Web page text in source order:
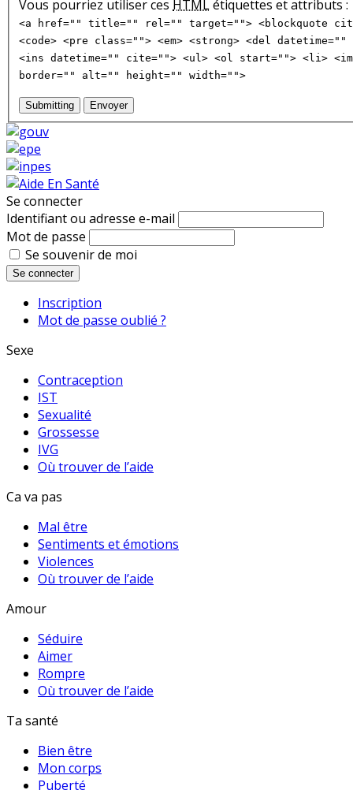
Vous pourriez utiliser ces HTMLétiquettes et attributs :
<a href="" title="" rel="" target=""> <blockquote
<code> <pre class=""> <em> <strong> <del
<ins datetime="" cite=""> <ul> <ol start=""> <li>
border="" alt="" height="" width="">
Submitting Envoyer
Se connecter
Identifiant ou adresse e-mail
Mot de passe
Se souvenir de moi
Se connecter
Inscription
Mot de passe oublié ?
Sexe
Contraception
IST
Sexualité
Grossesse
IVG
Où trouver de l’aide
Ca va pas
Mal être
Sentiments et émotions
Violences
Où trouver de l’aide
Amour
Séduire
Aimer
Rompre
Où trouver de l’aide
Ta santé
Bien être
Mon corps
Puberté